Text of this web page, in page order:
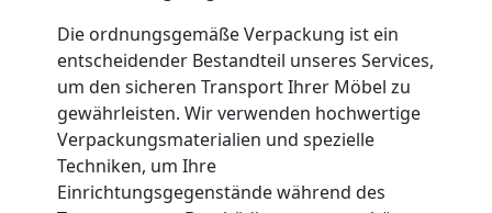
Die ordnungsgemäße Verpackung ist ein
entscheidender Bestandteil unseres Services,
um den sicheren Transport Ihrer Möbel zu
gewährleisten. Wir verwenden hochwertige
Verpackungsmaterialien und spezielle
Techniken, um Ihre
Einrichtungsgegenstände während des
Leonding
Umzug
und